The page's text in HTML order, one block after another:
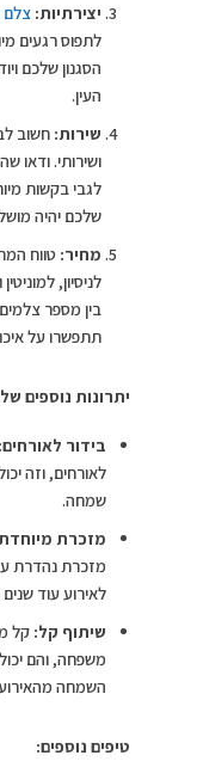
יצירתיות: צלם
לתפוס רגעים
הסגנון שלכם
העין.
שירות: חשוב
ושירותי. ודאו
לגבי בקשות
שלכם יהיה
מחיר: טווח
לניסיון,
בין מספר
תתפשרו על
יתרונות נוספים
בידור לאורחים:
לאורחים, וזה
שמחה.
מזכרת
מזכרת נהדרת
לאירוע עוד
שיתוף קל: קל
משפחה, והם
השמחה
טיפים נוספים: